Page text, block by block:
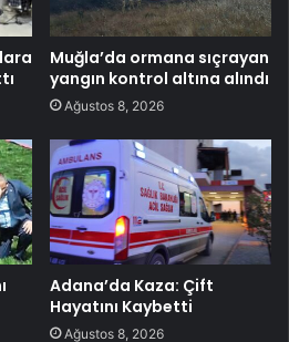
Muğla’da ormana sıçrayan
yangın kontrol altına alındı
Ağustos 8, 2026
Adana’da Kaza: Çift
Hayatını Kaybetti
Ağustos 8, 2026